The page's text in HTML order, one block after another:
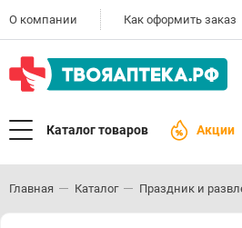
О компании Как оформить заказ
Каталог товаров Акции
Главная Каталог Праздник и